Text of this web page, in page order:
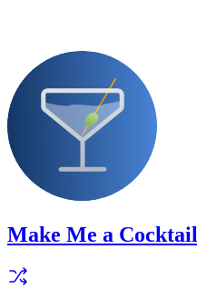
Make Me a Cocktail